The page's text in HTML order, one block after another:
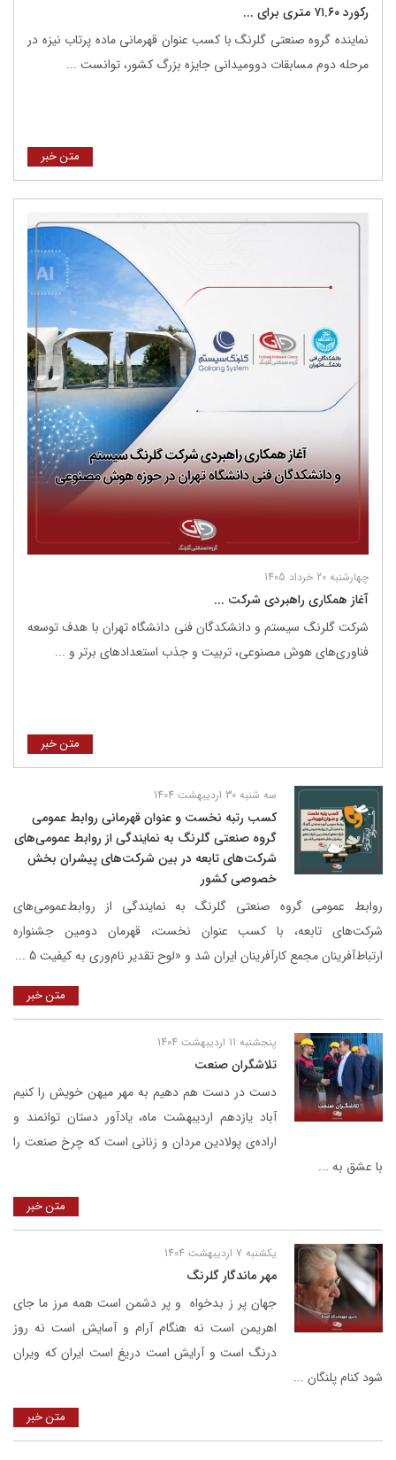
رکورد ۷۱.۶۰ متری برای ...
نماینده گروه صنعتی گلرنگ با کسب عنوان قهرمانی ماده پرتاب نیزه در
مرحله دوم مسابقات دوومیدانی جایزه بزرگ کشور، توانست ...
متن خبر
چهارشنبه 20 خرداد 1405
آغاز همکاری راهبردی شرکت ...
شرکت گلرنگ ‌سیستم و دانشکدگان فنی دانشگاه تهران با هدف توسعه
فناوری‌های هوش مصنوعی، تربیت و جذب استعدادهای برتر و ...
متن خبر
سه شنبه 30 اردیبهشت 1404
کسب رتبه نخست و عنوان قهرمانی روابط عمومی
گروه صنعتی گلرنگ به نمایندگی از روابط عمومی‌های
شرکت‌های تابعه در بین شرکت‌های پیشران بخش
خصوصی کشور
روابط عمومی گروه صنعتی گلرنگ به نمایندگی از روابط‌عمومی‌های
شرکت‌های تابعه، با کسب عنوان نخست، قهرمان دومین جشنواره
ارتباط‌آفرینان مجمع کارآفرینان ایران شد و «لوح تقدیر نام‌وری به کیفیت 5 ...
متن خبر
پنجشنبه 11 اردیبهشت 1404
تلاشگران صنعت
دست در دست هم دهیم به مهر میهن خویش را کنیم
آباد یازدهم اردیبهشت ماه، یادآور دستان توانمند و
اراده‌ی پولادین مردان و زنانی است که چرخ صنعت را
با عشق به ...
متن خبر
یکشنبه 7 اردیبهشت 1404
مهر ماندگار گلرنگ
جهان پر ز بدخواه و پر دشمن است همه مرز ما جای
اهریمن است نه هنگام آرام و آسایش است نه روز
درنگ است و آرایش است دریغ است ایران که ویران
شود کنام پلنگان ...
متن خبر